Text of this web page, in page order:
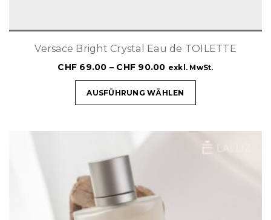
Versace Bright Crystal Eau de TOILETTE
CHF 69.00 – CHF 90.00 exkl. MwSt.
AUSFÜHRUNG WÄHLEN